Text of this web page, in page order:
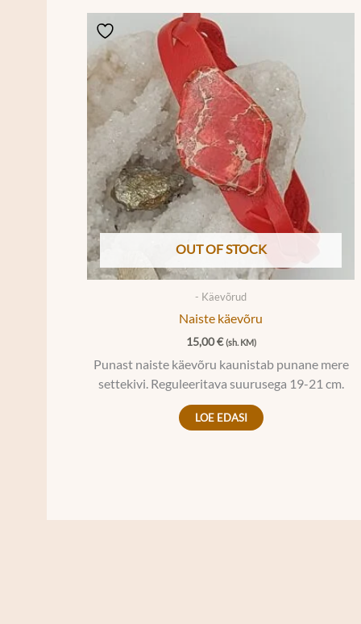
OUT OF STOCK
- Käevõrud
Naiste käevõru
15,00€ (sh. KM)
Punast naiste käevõru kaunistab punane mere
settekivi. Reguleeritava suurusega 19-21 cm.
LOE EDASI